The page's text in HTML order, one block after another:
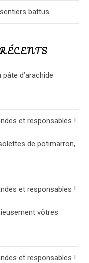
battus
d’arachide
et responsables !
de potimarron,
et responsables !
vôtres
et responsables !